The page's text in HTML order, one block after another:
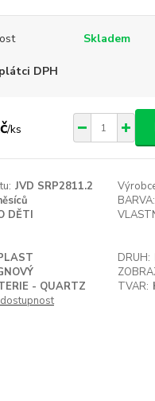
Skladem
DPH
/ks
JVD SRP2811.2
BARVA:
DĚTI
DRUH:
- QUARTZ TVAR: